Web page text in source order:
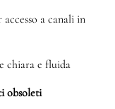
a canali in
chiara e fluida
obsoleti